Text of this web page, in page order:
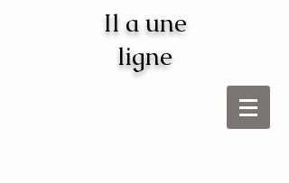
Il a une
ligne